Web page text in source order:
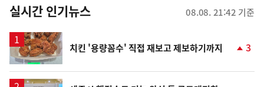
뉴
스
실시간 인기뉴스 08.08. 21:42 기준
치킨 '용량꼼수' 직접 재보고 제보하기까지 3